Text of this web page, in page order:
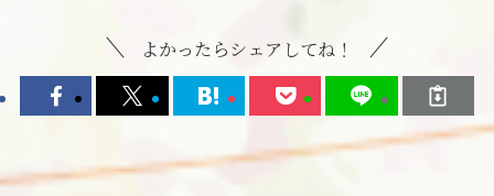
よかったらシェアしてね！